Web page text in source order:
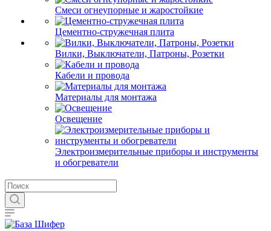
Смеси огнеупорные и жаростойкие
Цементно-стружечная плита
Вилки, Выключатели, Патроны, Розетки
Кабели и провода
Материалы для монтажа
Освещение
Электроизмерительные приборы и инструменты
и обогреватели